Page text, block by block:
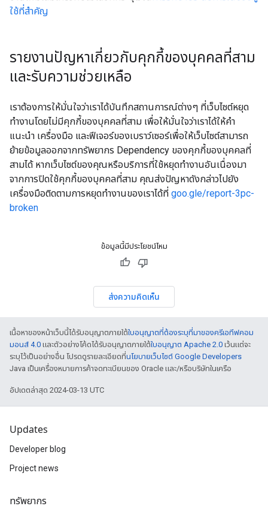
ใช้ที่สําคัญ
รายงานปัญหาเกี่ยวกับคุกกี้ของบุคคลที่สาม
และรับความช่วยเหลือ
เราต้องการให้มั่นใจว่าเราได้บันทึกสถานการณ์ต่างๆ ที่เว็บไซต์หยุด
ทำงานโดยไม่มีคุกกี้ของบุคคลที่สาม เพื่อให้มั่นใจว่าเราได้ให้คำ
แนะนำ เครื่องมือ และฟีเจอร์ของเบราว์เซอร์เพื่อให้เว็บไซต์สามารถ
ย้ายข้อมูลออกจากทรัพยากร Dependency ของคุกกี้ของบุคคลที่
สามได้ หากเว็บไซต์ของคุณหรือบริการที่ใช้หยุดทำงานอันเนื่องมา
จากการปิดใช้คุกกี้ของบุคคลที่สาม คุณส่งปัญหาดังกล่าวไปยัง
เครื่องมือติดตามการหยุดทำงานของเราได้ที่ goo.gle/report-3pc-
broken
ข้อมูลนี้มีประโยชน์ไหม
ส่งความคิดเห็น
เนื้อหาของหน้าเว็บนี้ได้รับอนุญาตภายใต้ใบอนุญาตที่ต้องระบุที่มาของครีเอทีฟคอม
มอนส์ 4.0 และตัวอย่างโค้ดได้รับอนุญาตภายใต้ใบอนุญาต Apache 2.0 เว้นแต่จะ
ระบุไว้เป็นอย่างอื่น โปรดดูรายละเอียดที่นโยบายเว็บไซต์ Google Developers
Java เป็นเครื่องหมายการค้าจดทะเบียนของ Oracle และ/หรือบริษัทในเครือ
อัปเดตล่าสุด 2024-03-13 UTC
Updates
Developer blog
Project news
ทรัพยากร